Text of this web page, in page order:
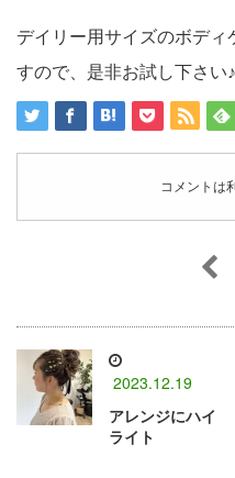
デイリー用サイズのボディ
すので、是非お試し下さい♪
コメントは
2023.12.19
アレンジにハイ
ライト